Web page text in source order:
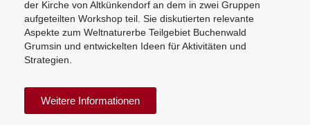
der Kirche von Altkünkendorf an dem in zwei Gruppen
aufgeteilten Workshop teil. Sie diskutierten relevante
Aspekte zum Weltnaturerbe Teilgebiet Buchenwald
Grumsin und entwickelten Ideen für Aktivitäten und
Strategien.
Weitere Informationen